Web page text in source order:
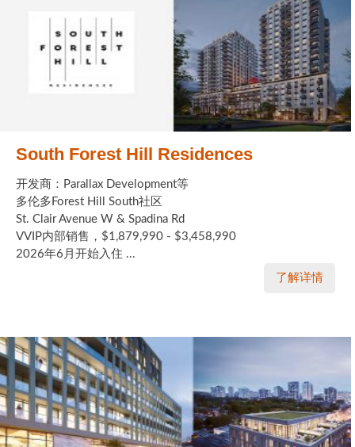
South Forest Hill Residences
开发商：Parallax Development等
多伦多Forest Hill South社区
St. Clair Avenue W & Spadina Rd
VVIP内部销售，$1,879,990 - $3,458,990
2026年6月开始入住 ...
了解详情